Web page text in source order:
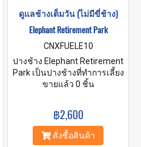
ดูแลช้างเต็มวัน (ไม่มีขี่ช้าง)
Elephant Retirement Park
CNXFUELE10
ปางช้าง Elephant Retirement
Park เป็นปางช้างที่ทำการเลี้ยง
และดูแลช้าง ปางช้างมีนโย
ไม่ทำการผูกหรือมัดช้างกับอุปก
รณ์ใดๆ มุ่งเน้นคือการส่งเสริม
ความเป็นอยู่ของช้างให้มีความ
ขายแล้ว 0 ชิ้น
฿2,600
สั่งซื้อสินค้า